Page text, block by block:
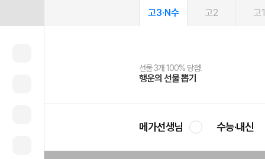
고3·N수 고2 고1
선물 3개 100% 당첨!
행운의 선물 뽑기
선물 100% 증정!
메가스터디 X 올리브
여름방학 스터디 캐시백
메가런 썸머스쿨
2027 러셀 단과
강사 공개선발
스마트러닝앱
설문 EVENT
메가패스
3일 무료 체험권
메가패스 수강생 무료혜택!
메가클럽 멤버십
사회공헌 캠페인
희망이룸 메가나눔
메가선생님 수능·내신